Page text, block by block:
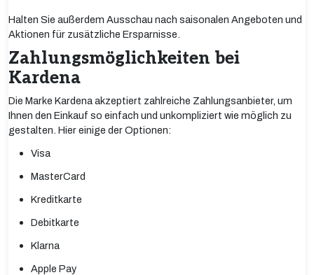
Halten Sie außerdem Ausschau nach saisonalen Angeboten und
Aktionen für zusätzliche Ersparnisse.
Zahlungsmöglichkeiten bei
Kardena
Die Marke Kardena akzeptiert zahlreiche Zahlungsanbieter, um
Ihnen den Einkauf so einfach und unkompliziert wie möglich zu
gestalten. Hier einige der Optionen:
Visa
MasterCard
Kreditkarte
Debitkarte
Klarna
Apple Pay